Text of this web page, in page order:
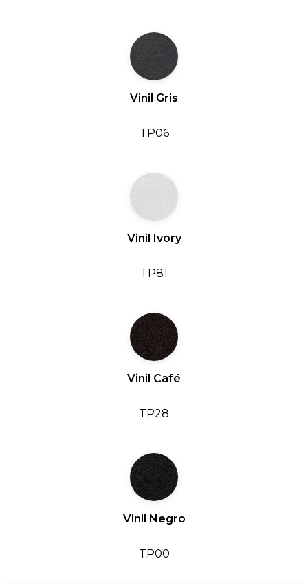
Vinil Gris
TP06
Vinil Ivory
TP81
Vinil Café
TP28
Vinil Negro
TP00